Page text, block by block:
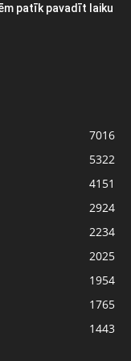
patīk pavadīt laiku
7016
5322
4151
2924
2234
2025
1954
1765
1443